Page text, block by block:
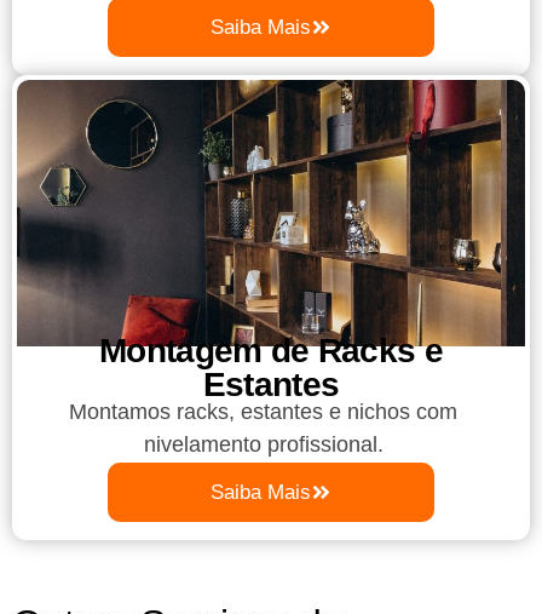
Saiba Mais
Montagem de Racks e
Estantes
Montamos racks, estantes e nichos com
nivelamento profissional.
Saiba Mais